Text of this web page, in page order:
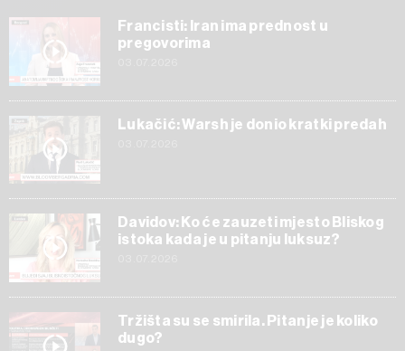
Francisti: Iran ima prednost u
pregovorima
Lukačić: Warsh je donio kratki predah
Davidov: Ko će zauzeti mjesto Bliskog
istoka kada je u pitanju luksuz?
Tržišta su se smirila. Pitanje je koliko
dugo?